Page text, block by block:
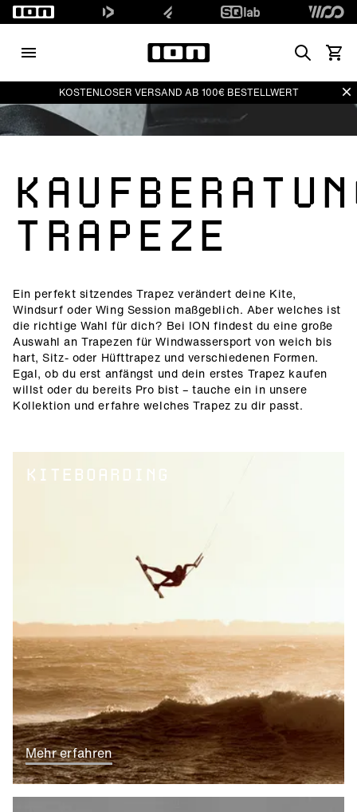
Search
KOSTENLOSER VERSAND AB 100€ BESTELLWERT
TRAPEZE
Ein perfekt sitzendes Trapez verändert deine Kite,
Windsurf oder Wing Session maßgeblich. Aber welches ist
die richtige Wahl für dich? Bei ION findest du eine große
Auswahl an Trapezen für Windwassersport von weich bis
hart, Sitz- oder Hüfttrapez und verschiedenen Formen.
Egal, ob du erst anfängst und dein erstes Trapez kaufen
willst oder du bereits Pro bist – tauche ein in unsere
Kollektion und erfahre welches Trapez zu dir passt.
KITEBOARDING
Mehr erfahren